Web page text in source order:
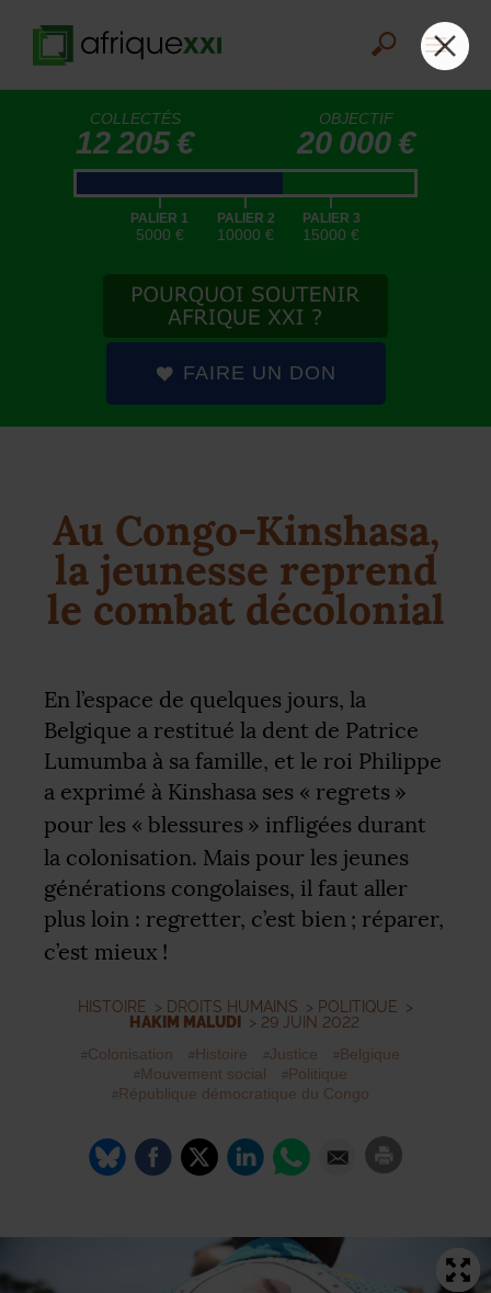
COLLECTÉS
12 205 €
OBJECTIF
20 000 €
|
PALIER 1
5000 €
|
PALIER 2
10000 €
|
PALIER 3
15000 €
FAIRE UN DON
Au Congo-Kinshasa,
la jeunesse reprend
le combat décolonial
En l’espace de quelques jours, la
Belgique a restitué la dent de Patrice
Lumumba à sa famille, et le roi Philippe
a exprimé à Kinshasa ses « regrets »
pour les « blessures » infligées durant
la colonisation. Mais pour les jeunes
générations congolaises, il faut aller
plus loin : regretter, c’est bien ; réparer,
c’est mieux !
HISTOIRE > DROITS HUMAINS > POLITIQUE >
HAKIM MALUDI
> 29 JUIN 2022
Colonisation Histoire Justice
Belgique
Mouvement social
Politique
République démocratique du Congo